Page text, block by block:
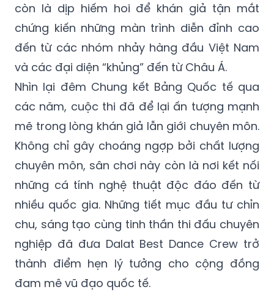
còn là dịp hiếm hoi để khán giả tận mắt
chứng kiến những màn trình diễn đỉnh cao
đến từ các nhóm nhảy hàng đầu Việt Nam
và các đại diện “khủng” đến từ Châu Á.
Nhìn lại đêm Chung kết Bảng Quốc tế qua
các năm, cuộc thi đã để lại ấn tượng mạnh
mẽ trong lòng khán giả lẫn giới chuyên môn.
Không chỉ gây choáng ngợp bởi chất lượng
chuyên môn, sân chơi này còn là nơi kết nối
những cá tính nghệ thuật độc đáo đến từ
nhiều quốc gia. Những tiết mục đầu tư chỉn
chu, sáng tạo cùng tinh thần thi đấu chuyên
nghiệp đã đưa Dalat Best Dance Crew trở
thành điểm hẹn lý tưởng cho cộng đồng
đam mê vũ đạo quốc tế.